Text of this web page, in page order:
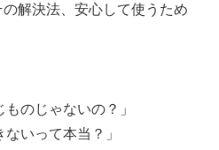
解決法、安心して使うため
のじゃないの？」
いって本当？」